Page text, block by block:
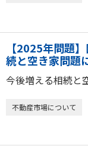
【2025年問題
続と空き家問題
今後増える相続と
不動産市場について